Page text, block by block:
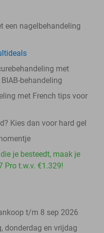
een nagelbehandeling
met
behandeling
met French tips voor
Kies dan voor hard gel
je besteedt, maak je
Pro t.w.v. €1.329!
t/m 8 sep 2026
donderdag en vrijdag